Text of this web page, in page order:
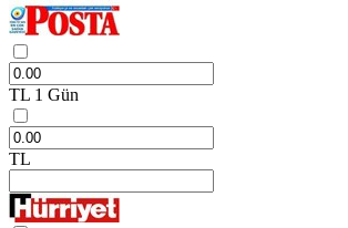
TL 1 Gün
TL